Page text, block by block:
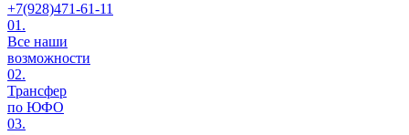
+7(928)471-61-11
01.
Все наши
возможности
02.
Трансфер
по ЮФО
03.